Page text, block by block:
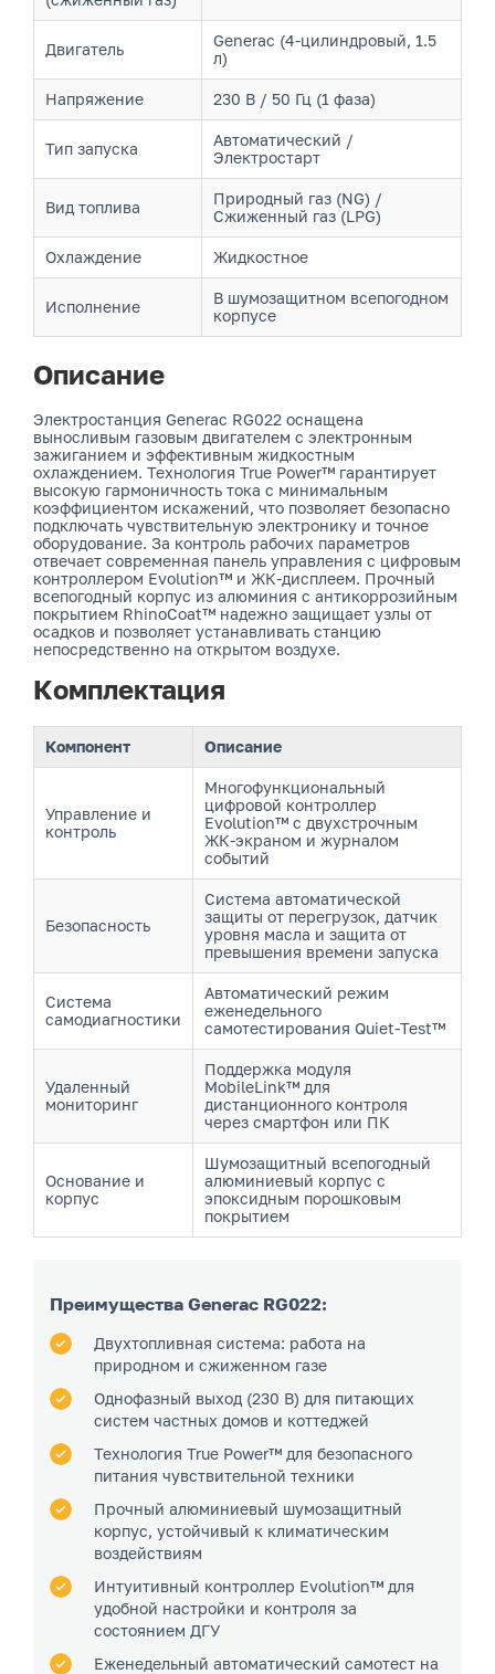
Двигатель
Generac (4-цилиндровый, 1.5
л)
Напряжение 230 В / 50 Гц (1 фаза)
Тип запуска
Автоматический /
Электростарт
Вид топлива
Природный газ (NG) /
Сжиженный газ (LPG)
Охлаждение Жидкостное
Исполнение
В шумозащитном всепогодном
корпусе
Описание
Электростанция Generac RG022 оснащена
выносливым газовым двигателем с электронным
зажиганием и эффективным жидкостным
охлаждением. Технология True Power™ гарантирует
высокую гармоничность тока с минимальным
коэффициентом искажений, что позволяет безопасно
подключать чувствительную электронику и точное
оборудование. За контроль рабочих параметров
отвечает современная панель управления с цифровым
контроллером Evolution™ и ЖК-дисплеем. Прочный
всепогодный корпус из алюминия с антикоррозийным
покрытием RhinoCoat™ надежно защищает узлы от
осадков и позволяет устанавливать станцию
непосредственно на открытом воздухе.
Комплектация
Компонент Описание
Управление и
контроль
Многофункциональный
цифровой контроллер
Evolution™ с двухстрочным
ЖК-экраном и журналом
событий
Безопасность
Система автоматической
защиты от перегрузок, датчик
уровня масла и защита от
превышения времени запуска
Система
самодиагностики
Автоматический режим
еженедельного
самотестирования Quiet-Test™
Удаленный
мониторинг
Поддержка модуля
MobileLink™ для
дистанционного контроля
через смартфон или ПК
Основание и
корпус
Шумозащитный всепогодный
алюминиевый корпус с
эпоксидным порошковым
покрытием
Преимущества Generac RG022:
Двухтопливная система: работа на
природном и сжиженном газе
Однофазный выход (230 В) для питающих
систем частных домов и коттеджей
Технология True Power™ для безопасного
питания чувствительной техники
Прочный алюминиевый шумозащитный
корпус, устойчивый к климатическим
воздействиям
Интуитивный контроллер Evolution™ для
удобной настройки и контроля за
состоянием ДГУ
Еженедельный автоматический самотест на